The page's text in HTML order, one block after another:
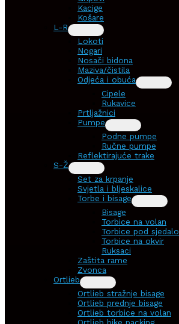
Kacige
Košare
L-R
Lokoti
Nogari
Nosači bidona
Maziva/čistila
Odjeća i obuća
Cipele
Rukavice
Prtljažnici
Pumpe
Podne pumpe
Ručne pumpe
Reflektirajuće trake
S-Ž
Set za krpanje
Svjetla i bljeskalice
Torbe i bisage
Bisage
Torbice na volan
Torbice pod sjedalo
Torbice na okvir
Ruksaci
Zaštita rame
Zvonca
Ortlieb
Ortlieb stražnje bisage
Ortlieb prednje bisage
Ortlieb torbice na volan